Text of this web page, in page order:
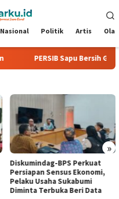
Nasional Politik Artis
PERSIB Sapu Bersih Grup
»
Diskumindag-BPS Perkuat
Persiapan Sensus Ekonomi,
Pelaku Usaha Sukabumi
Diminta Terbuka Beri Data